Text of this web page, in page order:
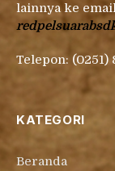
lainnya ke
Telepon: (0251)
KATEGORI
Beranda